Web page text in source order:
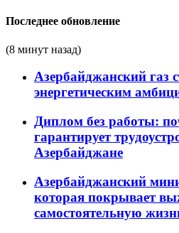
Последнее обновление
(8 минут назад)
Азербайджанский газ
энергетическим
Диплом без работы:
гарантирует
Азербайджане
Азербайджанский
которая покрывает
самостоятельную